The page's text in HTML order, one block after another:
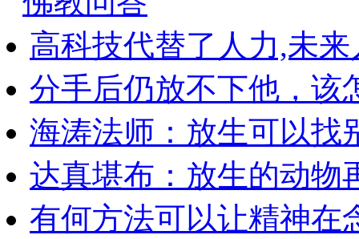
高科技代替了人力,未
分手后仍放不下他，该
海涛法师：放生可以找
达真堪布：放生的动物
有何方法可以让精神在